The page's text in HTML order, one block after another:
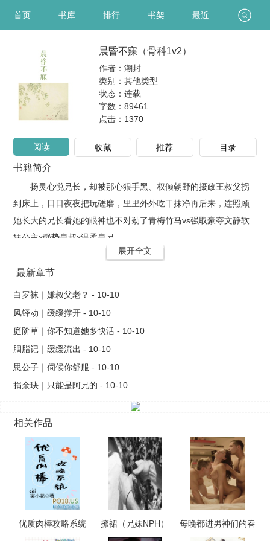
首页 书库 排行 书架 最近
晨昏不寐（骨科1v2）
作者：潮封
类别：其他类型
状态：连载
字数：89461
点击： 1370
阅读 收藏 推荐 目录
书籍简介
扬灵心悦兄长，却被那心狠手黑、权倾朝野的摄政王叔父拐
到床上，日日夜夜把玩磋磨，里里外外吃干抹净再后来，连照顾
她长大的兄长看她的眼神也不对劲了青梅竹马vs强取豪夺文静软
妹公主x强势皇叔x温柔皇兄
展开全文
最新章节
白罗袜｜嫌叔父老？ - 10-10
风铎动｜缓缓撑开 - 10-10
庭阶草｜你不知道她多快活 - 10-10
胭脂记｜缓缓流出 - 10-10
思公子｜伺候你舒服 - 10-10
捐余玦｜只能是阿兄的 - 10-10
相关作品
优质肉棒攻略系统
撩裙（兄妹NPH）
每晚都进男神们的春